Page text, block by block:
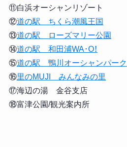
⑪白浜オーシャンリゾート
⑫道の駅 ちくら潮風王国
⑬道の駅 ローズマリー公園
⑭道の駅 和田浦WA･O！
⑮道の駅 鴨川オーシャンパーク
⑯里のMUJI みんなみの里
⑰海辺の湯 金谷支店
⑱富津公園/観光案内所